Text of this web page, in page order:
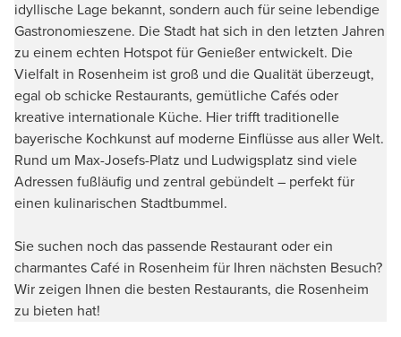
idyllische Lage bekannt, sondern auch für seine lebendige
Gastronomieszene. Die Stadt hat sich in den letzten Jahren
zu einem echten Hotspot für Genießer entwickelt. Die
Vielfalt in Rosenheim ist groß und die Qualität überzeugt,
egal ob schicke Restaurants, gemütliche Cafés oder
kreative internationale Küche. Hier trifft traditionelle
bayerische Kochkunst auf moderne Einflüsse aus aller Welt.
Rund um Max-Josefs-Platz und Ludwigsplatz sind viele
Adressen fußläufig und zentral gebündelt – perfekt für
einen kulinarischen Stadtbummel.
Sie suchen noch das passende Restaurant oder ein
charmantes Café in Rosenheim für Ihren nächsten Besuch?
Wir zeigen Ihnen die besten Restaurants, die Rosenheim
zu bieten hat!